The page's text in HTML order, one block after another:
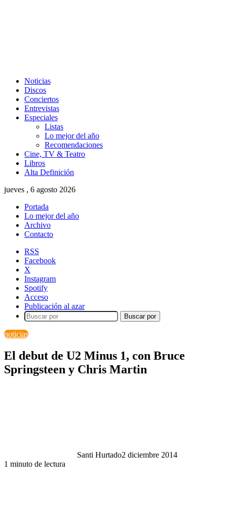
Noticias
Discos
Conciertos
Entrevistas
Especiales
Listas
Lo mejor del año
Recomendaciones
Cine, TV & Teatro
Libros
Alta Definición
jueves , 6 agosto 2026
Portada
Lo mejor del año
Archivo
Contacto
RSS
Facebook
X
Instagram
Spotify
Acceso
Publicación al azar
Buscar por
noticias
El debut de U2 Minus 1, con Bruce
Springsteen y Chris Martin
Santi Hurtado2 diciembre 2014
1 minuto de lectura